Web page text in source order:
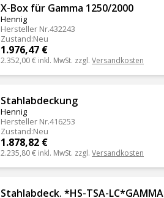
X-Box für Gamma 1250/2000
Hennig
Hersteller Nr.432243
Zustand:Neu
1.976,47 €
2.352,00 € inkl. MwSt. zzgl. Versandkosten
Stahlabdeckung
Hennig
Hersteller Nr.416253
Zustand:Neu
1.878,82 €
2.235,80 € inkl. MwSt. zzgl. Versandkosten
Stahlabdeck. *HS-TSA-LC*GAMMA